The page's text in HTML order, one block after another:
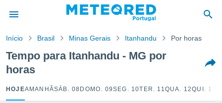
da
foi
para
fornecidas
Início Brasil Minas Gerais Itanhandu Por horas
Tempo para Itanhandu - MG por
horas
HOJEAMANHÃSÁB. 08 DOMO. 09SEG. 10TER. 11QUA. 12QUI. 13